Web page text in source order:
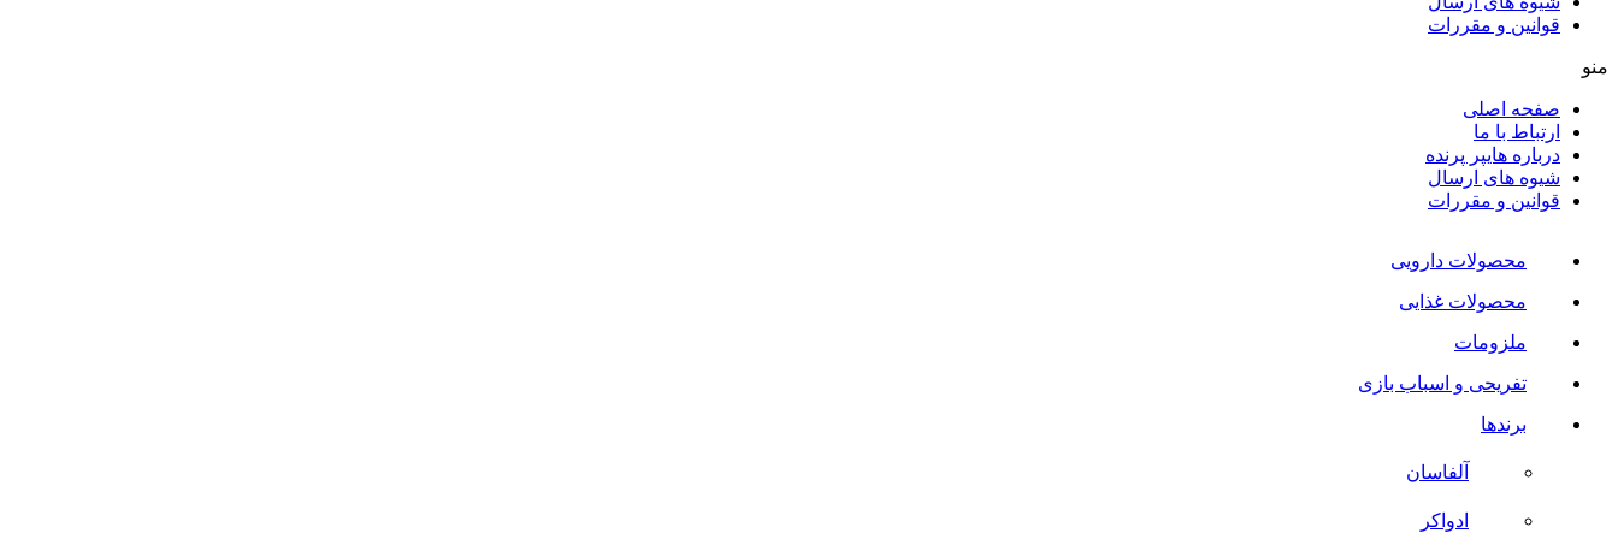
قوانین و مقررات
منو
صفحه اصلی
ارتباط با ما
درباره هایپر پرنده
شیوه های ارسال
قوانین و مقررات
محصولات دارویی
محصولات غذایی
ملزومات
تفریحی و اسباب بازی
برندها
آلفاسان
ادواکر